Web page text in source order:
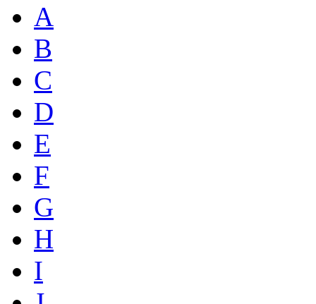
A
B
C
D
E
F
G
H
I